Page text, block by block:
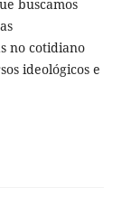
buscamos
no cotidiano
ideológicos e